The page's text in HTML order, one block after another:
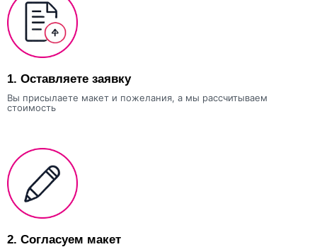
1. Оставляете заявку
Вы присылаете макет и пожелания, а мы рассчитываем
стоимость
2. Согласуем макет